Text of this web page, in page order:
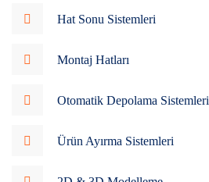
Hat Sonu Sistemleri
Montaj Hatları
Otomatik Depolama Sistemleri
Ürün Ayırma Sistemleri